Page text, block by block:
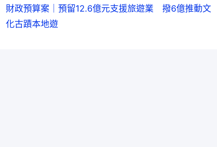
財政預算案｜預留12.6億元支援旅遊業 撥6億推動文
化古蹟本地遊